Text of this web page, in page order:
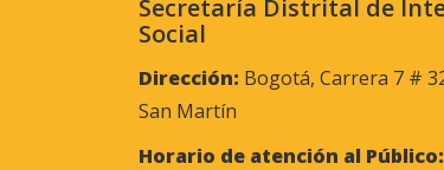
Secretaría Distrital de
Social
Dirección: Bogotá, Carrera 7 #
San Martín
Horario de atención al Público: